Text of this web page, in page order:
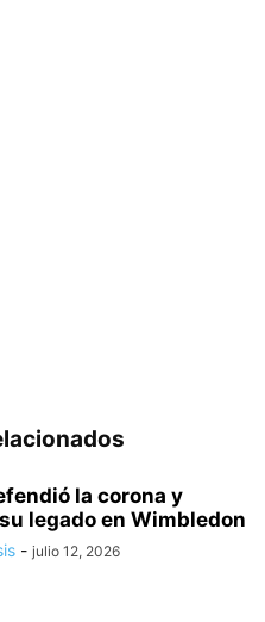
la corona y
legado en Wimbledon
- julio 12, 2026